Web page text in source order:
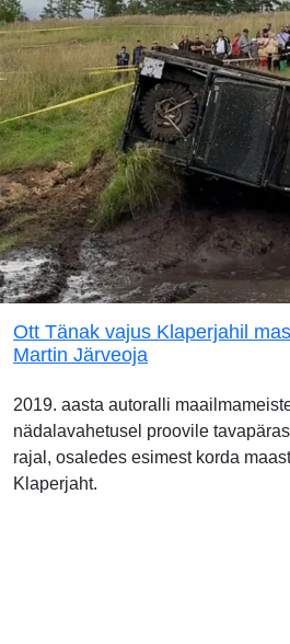
Ott Tänak vajus Klaperjahil
Martin Järveoja
2019. aasta autoralli
nädalavahetusel proovile
rajal, osaledes esimest korda
Klaperjaht.